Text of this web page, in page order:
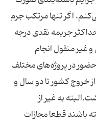
اگر تنها مرتکب جرم
جریمه نقدی درجه
غیر منقول انجام
در پروژه‌های مختلف
ماه، ممنوعیت از خروج کشور تا دو سال و
به غیر از
باشند قطعا مجازات